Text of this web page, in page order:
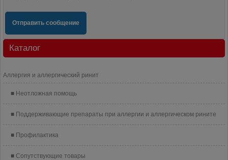
Отправить сообщение
Каталог
Аллергия и аллергический ринит
Неотложная помощь
Поддерживающие препараты при аллергии и аллергическом рините
Профилактика
Сопутствующие товары